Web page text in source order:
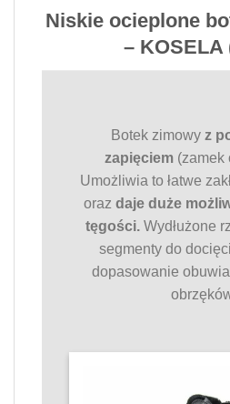
Niskie ocieplone
– KOSELA
Botek zimowy z
zapięciem(zamek
Umożliwia to łatwe
oraz daje duże
tęgości.Wydłużone
segmenty do
dopasowanie